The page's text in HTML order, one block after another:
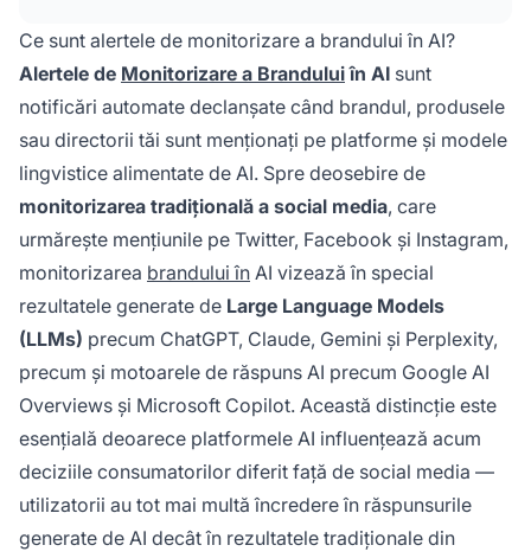
permițând detectarea rapidă a halucinațiilor,
Ce sunt alertele de monitorizare a brandului în AI?
Alertele de Monitorizare a Branduluiîn AI sunt
notificări automate declanșate când brandul, produsele
sau directorii tăi sunt menționați pe platforme și modele
lingvistice alimentate de AI. Spre deosebire de
monitorizarea tradițională a social media, care
urmărește mențiunile pe Twitter, Facebook și Instagram,
monitorizarea brandului în AI vizează în special
rezultatele generate de Large Language Models
(LLMs) precum ChatGPT, Claude, Gemini și Perplexity,
precum și motoarele de răspuns AI precum Google AI
Overviews și Microsoft Copilot. Această distincție este
esențială deoarece platformele AI influențează acum
deciziile consumatorilor diferit față de social media —
utilizatorii au tot mai multă încredere în răspunsurile
generate de AI decât în rezultatele tradiționale din